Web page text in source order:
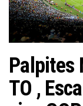
Palpites
TO ,